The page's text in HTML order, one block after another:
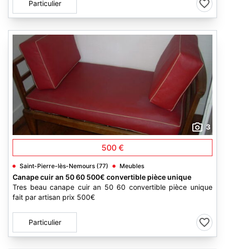
Particulier
3
500 €
Saint-Pierre-lès-Nemours (77) Meubles
Canape cuir an 50 60 500€ convertible pièce unique
Tres beau canape cuir an 50 60 convertible pièce unique
fait par artisan prix 500€
Particulier